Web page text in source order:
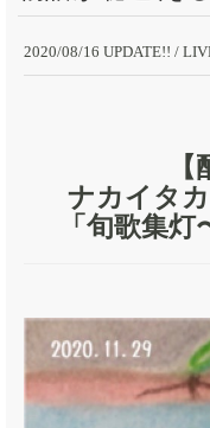
2020/08/16 UPDATE!! /
ナカイタ
「旬歌集